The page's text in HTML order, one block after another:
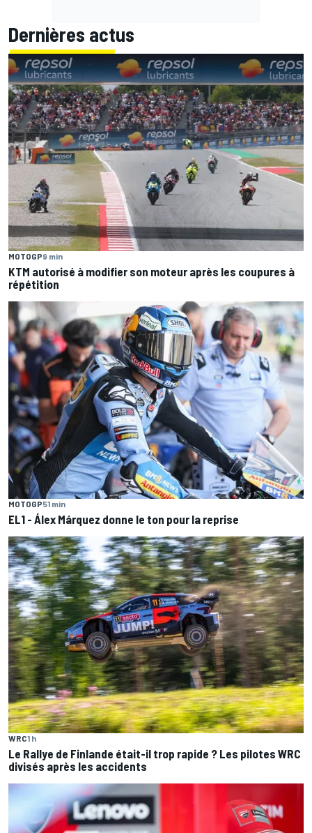
Dernières actus
MOTOGP9 min
KTM autorisé à modifier son moteur après les coupures à
répétition
MOTOGP51 min
EL1 - Álex Márquez donne le ton pour la reprise
WRC1 h
Le Rallye de Finlande était-il trop rapide ? Les pilotes WRC
divisés après les accidents